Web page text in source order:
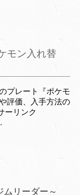
モン入れ替
プレート『ポケモ
評価、入手方法の
ーリンク
リーダー～